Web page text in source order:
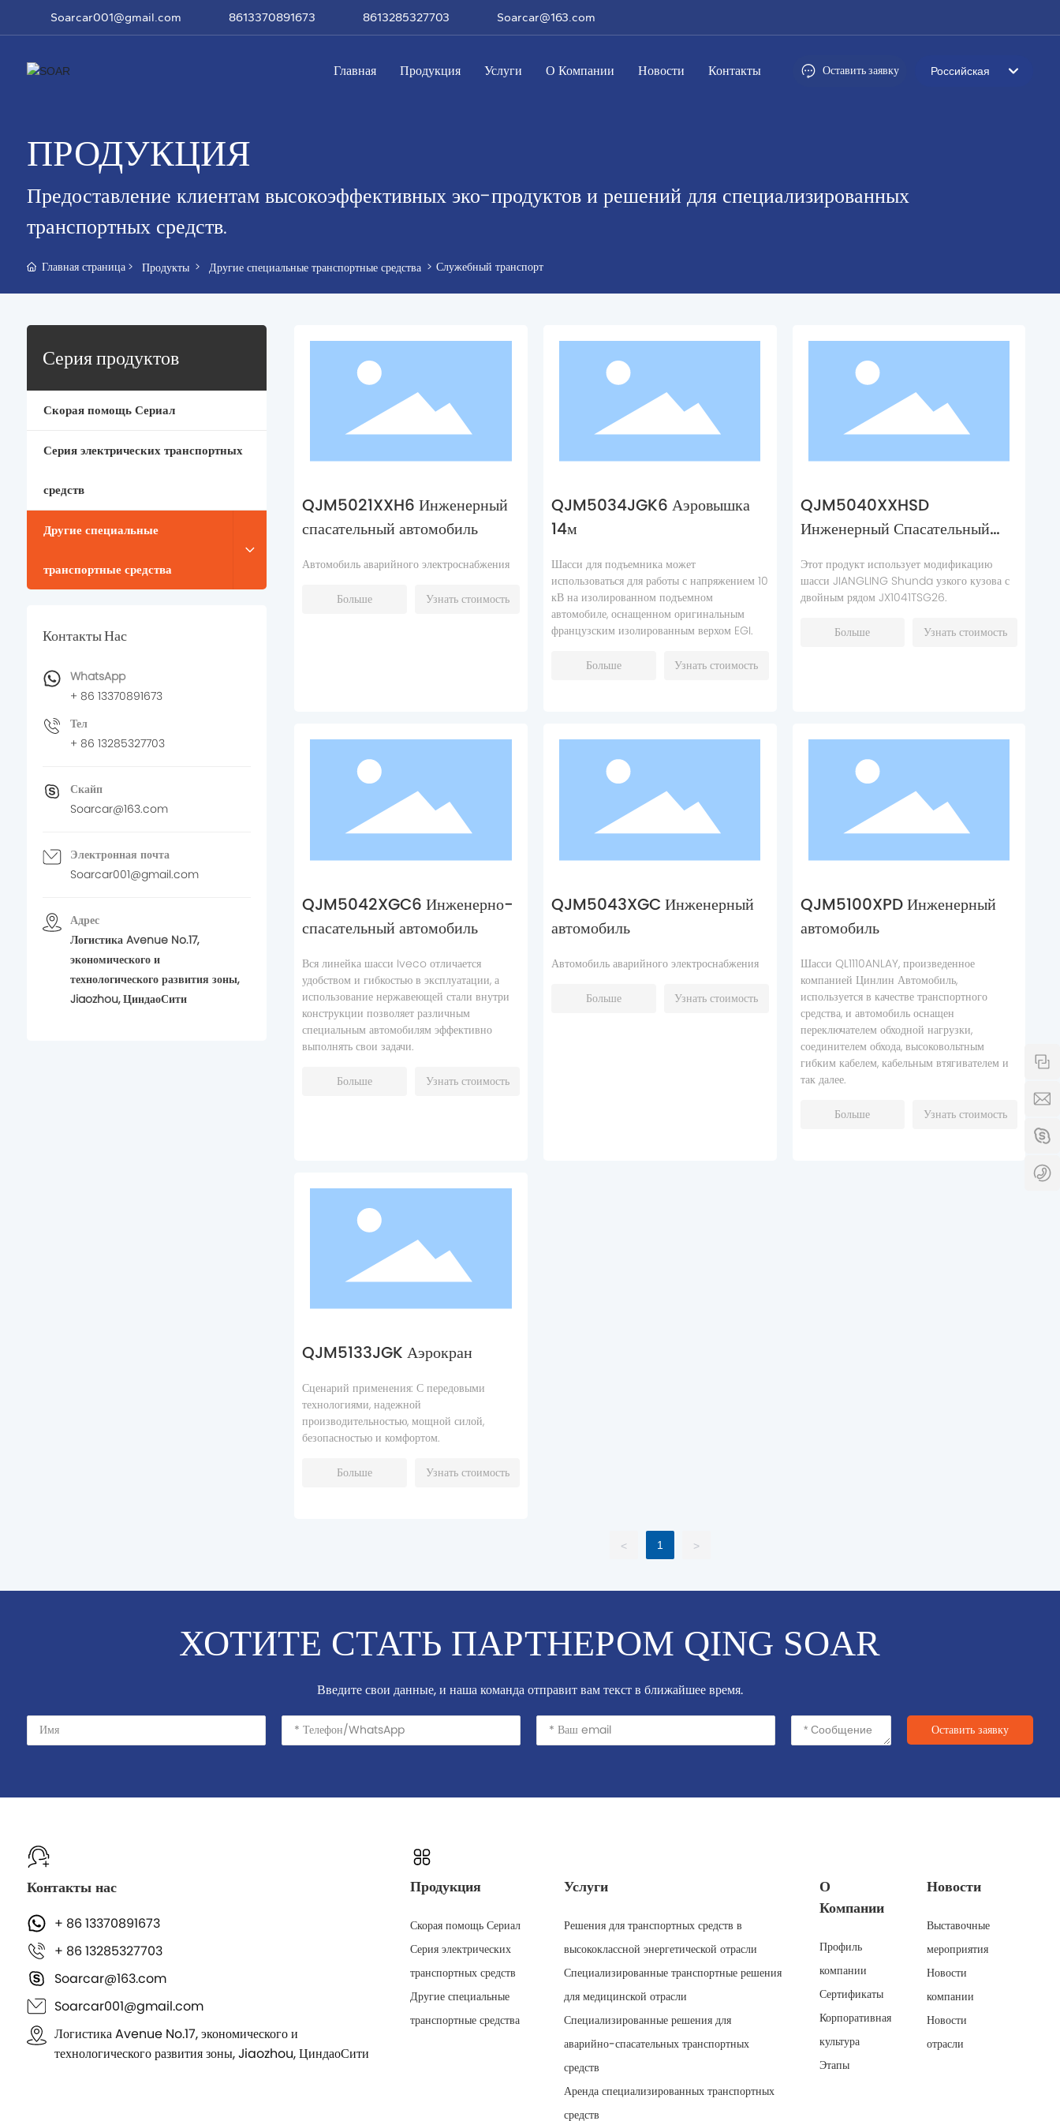
Soarcar001@gmail.com 8613370891673 8613285327703 Soarcar@163.com
Главная Продукция Услуги О Компании Новости Контакты Оставить заявку Российская
ПРОДУКЦИЯ
Предоставление клиентам высокоэффективных эко-продуктов и решений для специализированных
транспортных средств.
Главная страница Продукты Другие специальные транспортные средства Служебный транспорт
Серия продуктов
Скорая помощь Сериал
Серия электрических транспортных
средств
Другие специальные
транспортные средства
Контакты Нас
WhatsApp
+ 86 13370891673
Тел
+ 86 13285327703
Скайп
Soarcar@163.com
Электронная почта
Soarcar001@gmail.com
Адрес
Логистика Avenue No.17,
экономического и
технологического развития зоны,
Jiaozhou, ЦиндаоСити
QJM5021XXH6 Инженерный
спасательный автомобиль
Автомобиль аварийного электроснабжения
Больше Узнать стоимость
QJM5034JGK6 Аэровышка
14м
Шасси для подъемника может
использоваться для работы с напряжением 10
кВ на изолированном подъемном
автомобиле, оснащенном оригинальным
французским изолированным верхом EGI.
Больше Узнать стоимость
QJM5040XXHSD
Инженерный Спасательный
Этот продукт использует модификацию
шасси JIANGLING Shunda узкого кузова с
двойным рядом JX1041TSG26.
Больше Узнать стоимость
QJM5042XGC6 Инженерно-
спасательный автомобиль
Вся линейка шасси Iveco отличается
удобством и гибкостью в эксплуатации, а
использование нержавеющей стали внутри
конструкции позволяет различным
специальным автомобилям эффективно
выполнять свои задачи.
Больше Узнать стоимость
QJM5043XGC Инженерный
автомобиль
Автомобиль аварийного электроснабжения
Больше Узнать стоимость
QJM5100XPD Инженерный
автомобиль
Шасси QL1110ANLAY, произведенное
компанией Цинлин Автомобиль,
используется в качестве транспортного
средства, и автомобиль оснащен
переключателем обходной нагрузки,
соединителем обхода, высоковольтным
гибким кабелем, кабельным втягивателем и
так далее.
Больше Узнать стоимость
QJM5133JGK Аэрокран
Сценарий применения: С передовыми
технологиями, надежной
производительностью, мощной силой,
безопасностью и комфортом.
Больше Узнать стоимость
< 1 >
ХОТИТЕ СТАТЬ ПАРТНЕРОМ QING SOAR
Введите свои данные, и наша команда отправит вам текст в ближайшее время.
Оставить заявку
Контакты нас
+ 86 13370891673
+ 86 13285327703
Soarcar@163.com
Soarcar001@gmail.com
Логистика Avenue No.17, экономического и
технологического развития зоны, Jiaozhou, ЦиндаоСити
Продукция
Скорая помощь Сериал
Серия электрических
транспортных средств
Другие специальные
транспортные средства
Услуги
Решения для транспортных средств в
высококлассной энергетической отрасли
Специализированные транспортные решения
для медицинской отрасли
Специализированные решения для
аварийно-спасательных транспортных
средств
Аренда специализированных транспортных
средств
О
Компании
Профиль
компании
Сертификаты
Корпоративная
культура
Этапы
Новости
Выставочные
мероприятия
Новости
компании
Новости
отрасли